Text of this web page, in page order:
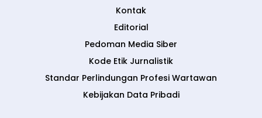
Kontak
Editorial
Pedoman Media Siber
Kode Etik Jurnalistik
Standar Perlindungan Profesi Wartawan
Kebijakan Data Pribadi